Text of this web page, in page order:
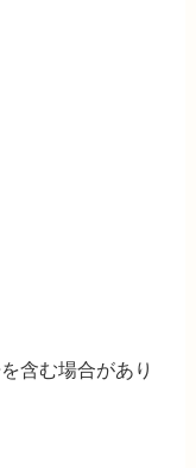
含む場合があり